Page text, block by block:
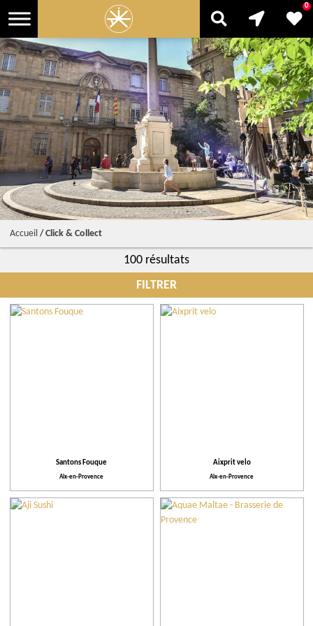
0
Accueil/ Click & Collect
100 résultats
FILTRER
Communes
Plus de critères
Santons Fouque
Aix-en-Provence
Aixprit velo
Aix-en-Provence